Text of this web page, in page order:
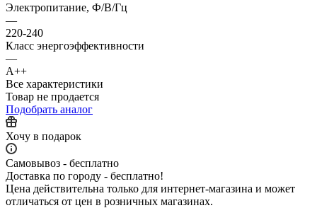
Электропитание, Ф/В/Гц
—
220-240
Класс энергоэффективности
—
A++
Все характеристики
Товар не продается
Подобрать аналог
Хочу в подарок
Самовывоз - бесплатно
Доставка по городу - бесплатно!
Цена действительна только для интернет-магазина и может
отличаться от цен в розничных магазинах.